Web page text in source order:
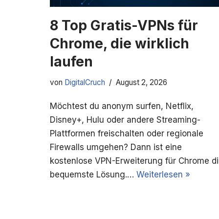
8 Top Gratis-VPNs für
Chrome, die wirklich
laufen
von DigitalCruch August 2, 2026
Möchtest du anonym surfen, Netflix,
Disney+, Hulu oder andere Streaming-
Plattformen freischalten oder regionale
Firewalls umgehen? Dann ist eine
kostenlose VPN-Erweiterung für Chrome
bequemste Lösung.… Weiterlesen »